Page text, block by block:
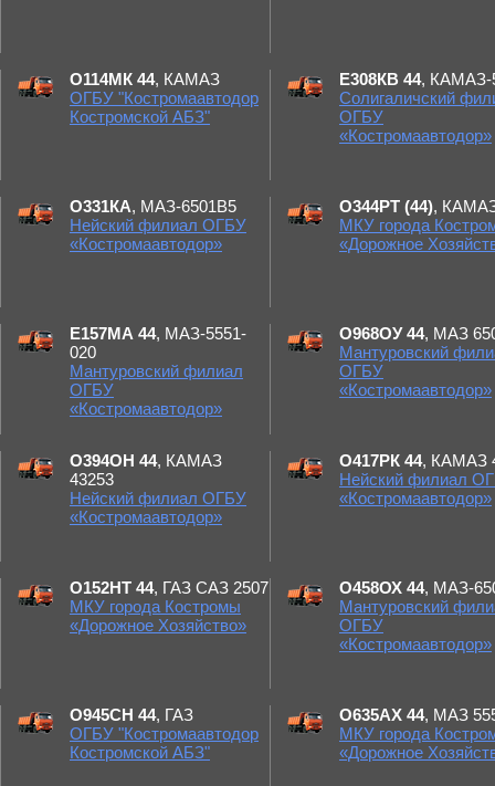
О114МК 44, КАМАЗ
ОГБУ "Костромаавтодор
Костромской АБЗ"
Е308КВ 44, КАМАЗ-
Солигаличский
ОГБУ
«Костромаавтодор»
О331КА, МАЗ-6501В5
Нейский филиал ОГБУ
«Костромаавтодор»
О344РТ (44),
МКУ города
«Дорожное
Е157МА 44, МАЗ-5551-
020
Мантуровский филиал
ОГБУ
«Костромаавтодор»
О968ОУ 44, МАЗ
Мантуровский
ОГБУ
«Костромаавтодор»
О394ОН 44, КАМАЗ
43253
Нейский филиал ОГБУ
«Костромаавтодор»
О417РК 44, КАМАЗ
Нейский филиал
«Костромаавтодор»
О152НТ 44, ГАЗ САЗ 2507
МКУ города Костромы
«Дорожное Хозяйство»
О458ОХ 44, МАЗ-
Мантуровский
ОГБУ
«Костромаавтодор»
О945СН 44, ГАЗ
ОГБУ "Костромаавтодор
Костромской АБЗ"
О635АХ 44, МАЗ
МКУ города
«Дорожное